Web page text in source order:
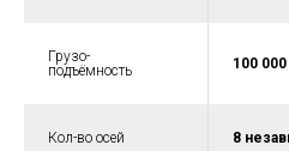
Грузо-
подъёмность
100 000
Кол-во осей 8